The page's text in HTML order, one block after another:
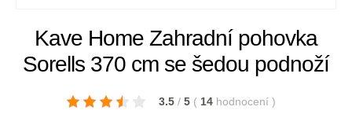
Kave Home Zahradní pohovka
Sorells 370 cm se šedou podnoží
3.5 / 5 ( 14 hodnocení )